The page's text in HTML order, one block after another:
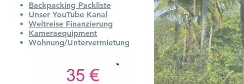
Backpacking Packliste
Unser YouTube Kanal
Weltreise Finanzierung
Kameraequipment
Wohnung/Untervermietung